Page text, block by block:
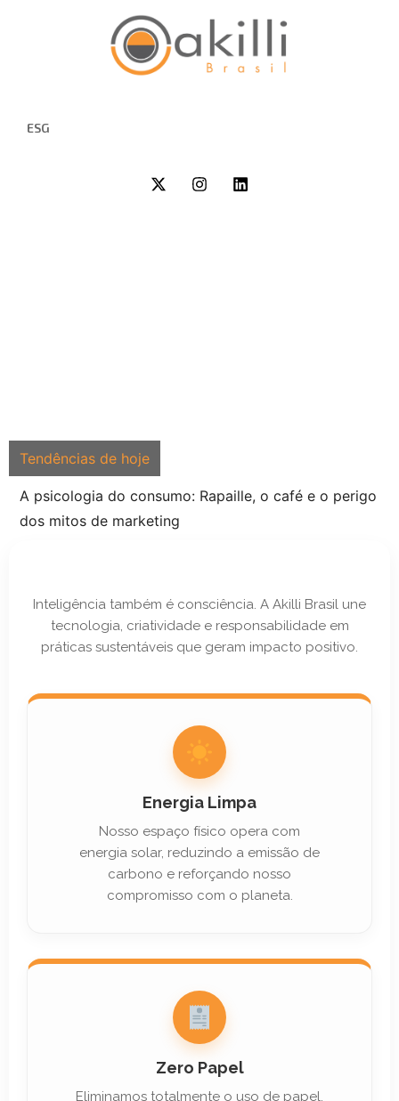
ESG
Tendências de hoje
A psicologia do consumo: Rapaille, o café e o perigo
dos mitos de marketing
Inteligência também é consciência. A Akilli Brasil une
tecnologia, criatividade e responsabilidade em
práticas sustentáveis que geram impacto positivo.
Energia Limpa
Nosso espaço físico opera com
energia solar, reduzindo a emissão de
carbono e reforçando nosso
compromisso com o planeta.
Zero Papel
Eliminamos totalmente o uso de papel.